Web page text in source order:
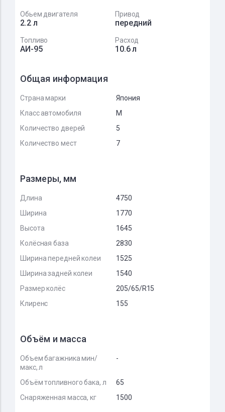
Обьем двигателя
2.2 л
Привод
передний
Топливо
АИ-95
Расход
10.6 л
Общая информация
Страна марки
Япония
Класс автомобиля
M
Количество дверей
5
Количество мест
7
Размеры, мм
Длина
4750
Ширина
1770
Высота
1645
Колёсная база
2830
Ширина передней колеи
1525
Ширина задней колеи
1540
Размер колёс
205/65/R15
Клиренс
155
Объём и масса
Объем багажника мин/
макс, л
-
Объём топливного бака, л
65
Снаряженная масса, кг
1500